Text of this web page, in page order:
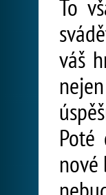
To
váš
nové